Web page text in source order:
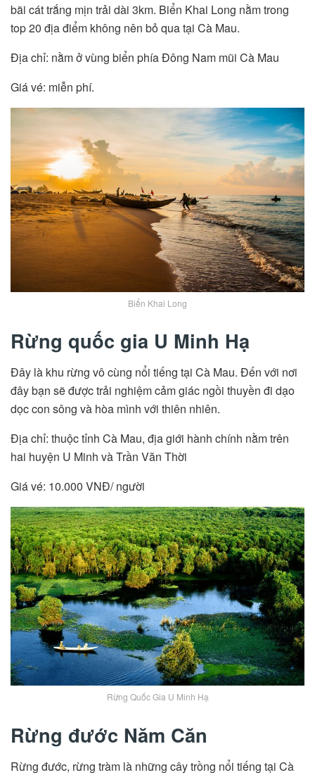
bãi cát trắng mịn trải dài 3km. Biển Khai Long nằm trong
top 20 địa điểm không nên bỏ qua tại Cà Mau.
Địa chỉ: nằm ở vùng biển phía Đông Nam mũi Cà Mau
Giá vé: miễn phí.
Biển Khai Long
Rừng quốc gia U Minh Hạ
Đây là khu rừng vô cùng nổi tiếng tại Cà Mau. Đến với nơi
đây bạn sẽ được trải nghiệm cảm giác ngồi thuyền đi dạo
dọc con sông và hòa mình với thiên nhiên.
Địa chỉ: thuộc tỉnh Cà Mau, địa giới hành chính nằm trên
hai huyện U Minh và Trần Văn Thời
Giá vé: 10.000 VNĐ/ người
Rừng Quốc Gia U Minh Hạ
Rừng đước Năm Căn
Rừng đước, rừng tràm là những cây trồng nổi tiếng tại Cà